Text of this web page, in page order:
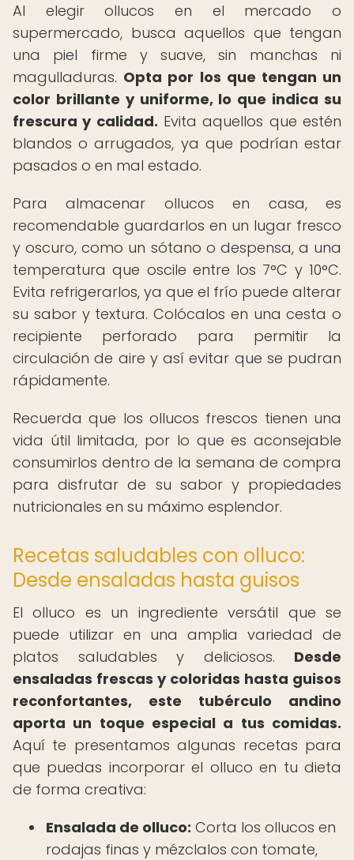
Al elegir ollucos en el mercado o
supermercado, busca aquellos que tengan
una piel firme y suave, sin manchas ni
magulladuras. Opta por los que tengan un
color brillante y uniforme, lo que indica su
frescura y calidad. Evita aquellos que estén
blandos o arrugados, ya que podrían estar
pasados o en mal estado.
Para almacenar ollucos en casa, es
recomendable guardarlos en un lugar fresco
y oscuro, como un sótano o despensa, a una
temperatura que oscile entre los 7°C y 10°C.
Evita refrigerarlos, ya que el frío puede alterar
su sabor y textura. Colócalos en una cesta o
recipiente perforado para permitir la
circulación de aire y así evitar que se pudran
rápidamente.
Recuerda que los ollucos frescos tienen una
vida útil limitada, por lo que es aconsejable
consumirlos dentro de la semana de compra
para disfrutar de su sabor y propiedades
nutricionales en su máximo esplendor.
Recetas saludables con olluco:
Desde ensaladas hasta guisos
El olluco es un ingrediente versátil que se
puede utilizar en una amplia variedad de
platos saludables y deliciosos. Desde
ensaladas frescas y coloridas hasta guisos
reconfortantes, este tubérculo andino
aporta un toque especial a tus comidas.
Aquí te presentamos algunas recetas para
que puedas incorporar el olluco en tu dieta
de forma creativa:
Ensalada de olluco: Corta los ollucos en
rodajas finas y mézclalos con tomate,